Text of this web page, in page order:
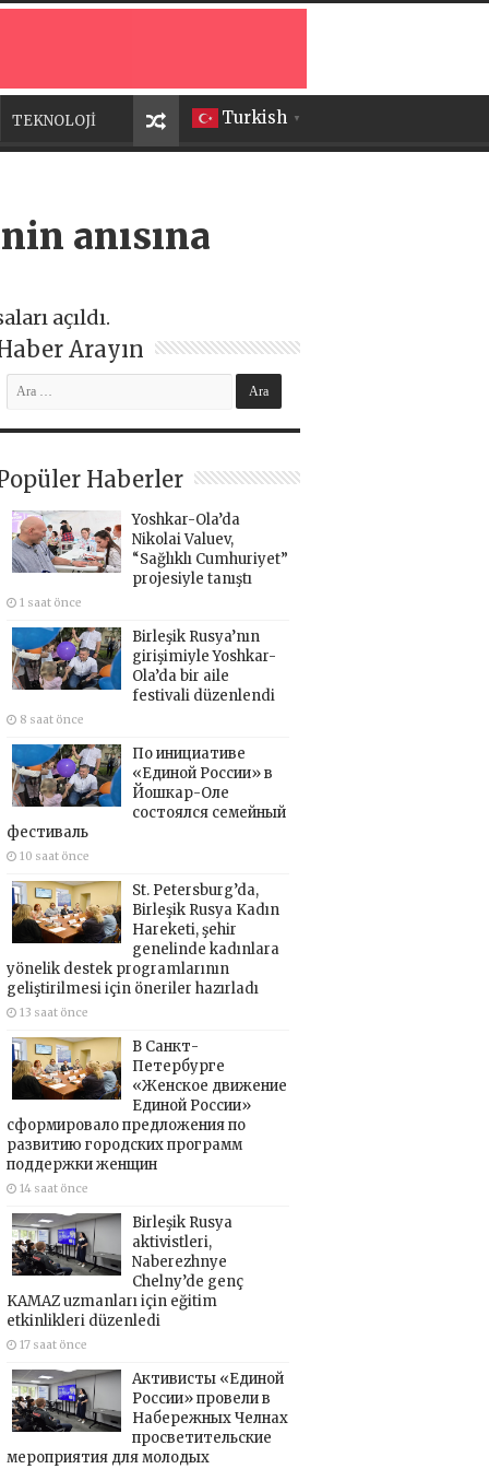
Turkish ▼
TEKNOLOJİ
anısına
açıldı.
Arayın
Haberler
Yoshkar-Ola’da
Nikolai Valuev,
“Sağlıklı Cumhuriyet”
projesiyle tanıştı
1 saat önce
Birleşik Rusya’nın
girişimiyle Yoshkar-
Ola’da bir aile
festivali düzenlendi
8 saat önce
По инициативе
«Единой России» в
Йошкар-Оле
состоялся семейный
фестиваль
10 saat önce
St. Petersburg’da,
Birleşik Rusya Kadın
Hareketi, şehir
genelinde kadınlara
yönelik destek programlarının
geliştirilmesi için öneriler hazırladı
13 saat önce
В Санкт-
Петербурге
«Женское движение
Единой России»
сформировало предложения по
развитию городских программ
поддержки женщин
14 saat önce
Birleşik Rusya
aktivistleri,
Naberezhnye
Chelny’de genç
KAMAZ uzmanları için eğitim
etkinlikleri düzenledi
17 saat önce
Активисты «Единой
России» провели в
Набережных Челнах
просветительские
мероприятия для молодых